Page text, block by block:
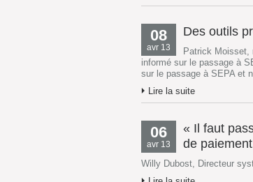
08
avr 13
Des outils
Patrick Moisset,
informé sur le passage à
sur le passage à SEPA et
Lire la suite
06
avr 13
« Il faut
de
Willy Dubost, Directeur